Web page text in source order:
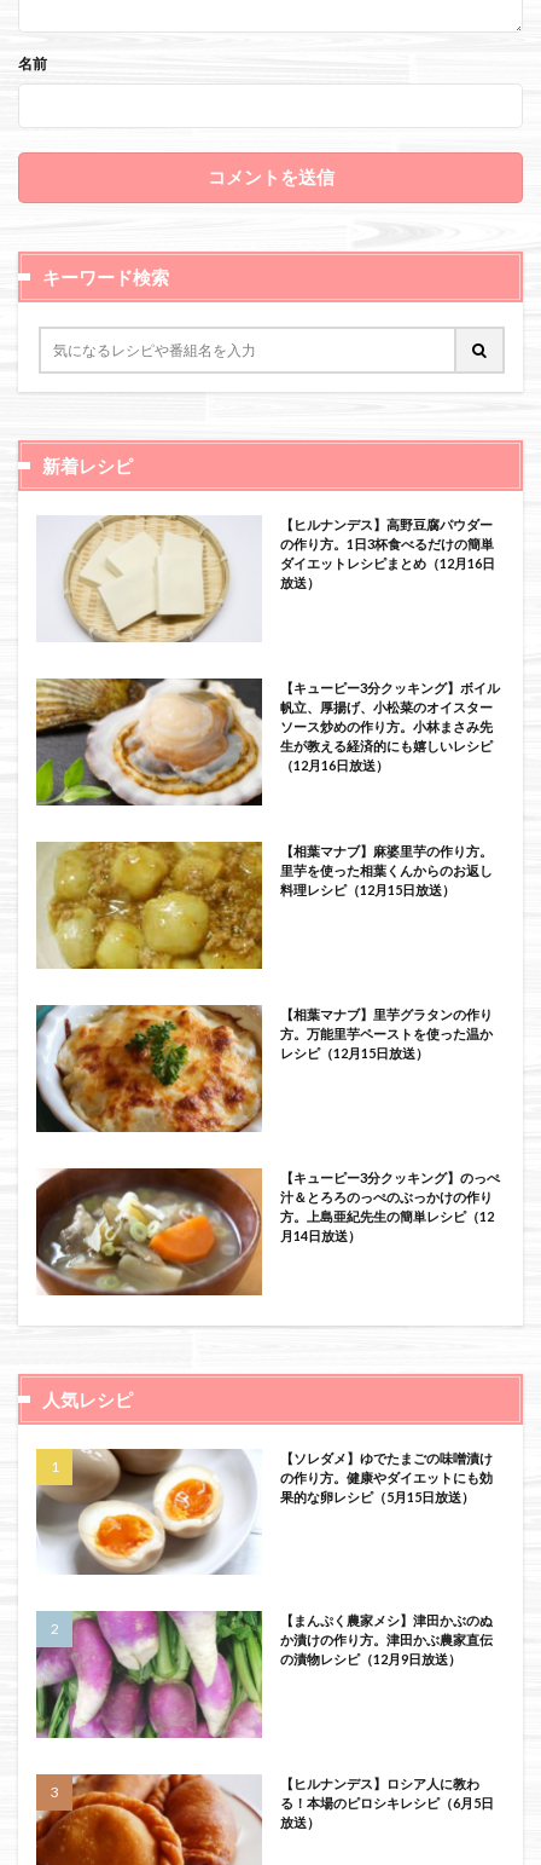
名前
キーワード検索
新着レシピ
【ヒルナンデス】高野豆腐パウダー
の作り方。1日3杯食べるだけの簡単
ダイエットレシピまとめ（12月16日
放送）
【キューピー3分クッキング】ボイル
帆立、厚揚げ、小松菜のオイスター
ソース炒めの作り方。小林まさみ先
生が教える経済的にも嬉しいレシピ
（12月16日放送）
【相葉マナブ】麻婆里芋の作り方。
里芋を使った相葉くんからのお返し
料理レシピ（12月15日放送）
【相葉マナブ】里芋グラタンの作り
方。万能里芋ペーストを使った温か
レシピ（12月15日放送）
【キューピー3分クッキング】のっぺ
汁＆とろろのっぺのぶっかけの作り
方。上島亜紀先生の簡単レシピ（12
月14日放送）
人気レシピ
【ソレダメ】ゆでたまごの味噌漬け
の作り方。健康やダイエットにも効
果的な卵レシピ（5月15日放送）
【まんぷく農家メシ】津田かぶのぬ
か漬けの作り方。津田かぶ農家直伝
の漬物レシピ（12月9日放送）
【ヒルナンデス】ロシア人に教わ
る！本場のピロシキレシピ（6月5日
放送）